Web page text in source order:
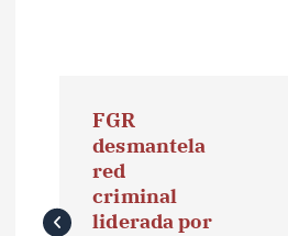
FGR
desmantela
red
criminal
liderada por